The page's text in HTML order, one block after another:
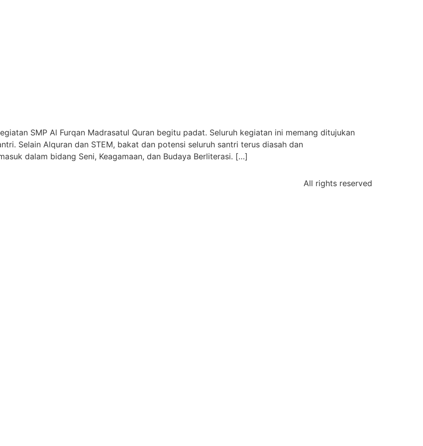
SMP Al Furqan Madrasatul Quran begitu padat. Seluruh kegiatan ini memang ditujukan
Selain Alquran dan STEM, bakat dan potensi seluruh santri terus diasah dan
dalam bidang Seni, Keagamaan, dan Budaya Berliterasi. […]
All rights reserved